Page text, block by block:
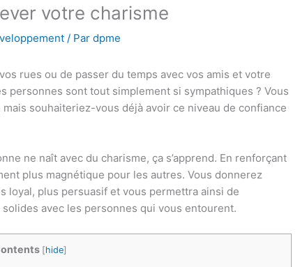
votre charisme
/ Par dpme
rues ou de passer du temps avec vos amis et votre
personnes sont tout simplement si sympathiques ? Vous
souhaiteriez-vous déjà avoir ce niveau de confiance
ne naît avec du charisme, ça s’apprend. En renforçant
plus magnétique pour les autres. Vous donnerez
loyal, plus persuasif et vous permettra ainsi de
avec les personnes qui vous entourent.
[hide]